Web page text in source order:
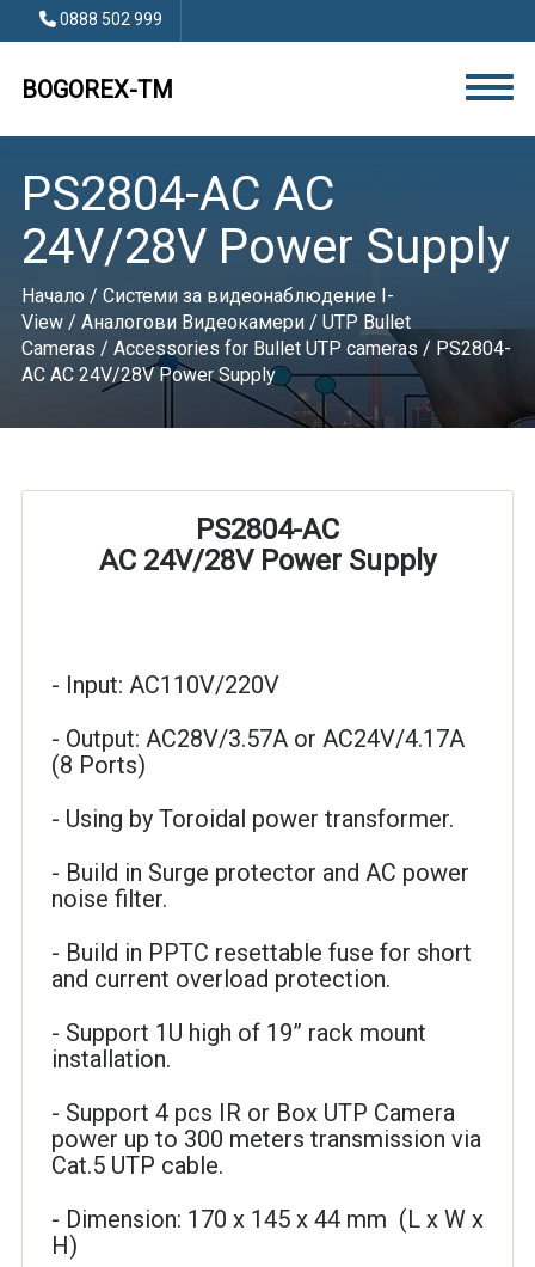
0888 502 999
BOGOREX-TM
PS2804-AC AC
24V/28V Power Supply
Начало / Системи за видеонаблюдение I-
View/ Аналогови Видеокамери/ UTP Bullet
Cameras / Accessories for Bullet UTP cameras / PS2804-
AC AC 24V/28V Power Supply
PS2804-AC
AC 24V/28V Power Supply
- Input: AC110V/220V
- Output: AC28V/3.57A or AC24V/4.17A
(8 Ports)
- Using by Toroidal power transformer.
- Build in Surge protector and AC power
noise filter.
- Build in PPTC resettable fuse for short
and current overload protection.
- Support 1U high of 19” rack mount
installation.
- Support 4 pcs IR or Box UTP Camera
power up to 300 meters transmission via
Cat.5 UTP cable.
- Dimension: 170 x 145 x 44 mm (L x W x
H)